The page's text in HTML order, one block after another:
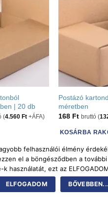
| 20 db
(4.560 Ft +ÁFA)
Postázó
méretben
168 Ft bruttó (
KOSÁRBA
Bank
Transfer
AfterPay
felhasználói élmény
el a böngésződben a
használatát, ezt az
ELFOGADOM BŐVEBBEN...